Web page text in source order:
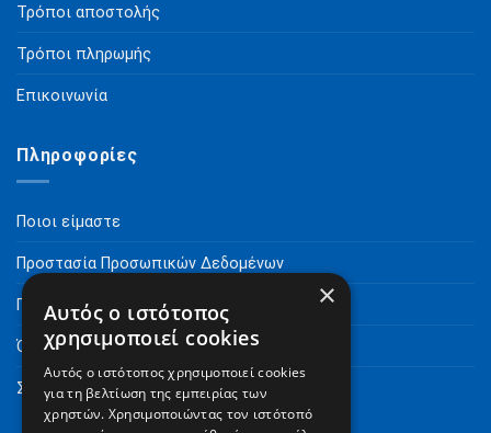
Τρόποι αποστολής
Τρόποι πληρωμής
Επικοινωνία
Πληροφορίες
Ποιοι είμαστε
Προστασία Προσωπικών Δεδομένων
Πνευματικά Δικαιώματα
Όροι Χρήσης
Συχνές Ερωτήσεις
×
Αυτός ο ιστότοπος
χρησιμοποιεί cookies
Αυτός ο ιστότοπος χρησιμοποιεί cookies
για τη βελτίωση της εμπειρίας των
χρηστών. Χρησιμοποιώντας τον ιστότοπό